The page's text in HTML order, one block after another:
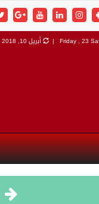
Friday , 23 أبريل 10, 2018 , 17:37 م